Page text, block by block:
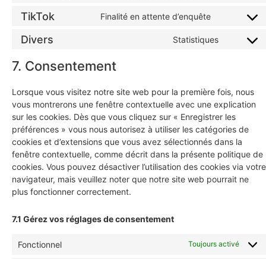
TikTok Finalité en attente d’enquête
Divers Statistiques
7. Consentement
Lorsque vous visitez notre site web pour la première fois, nous
vous montrerons une fenêtre contextuelle avec une explication
sur les cookies. Dès que vous cliquez sur « Enregistrer les
préférences » vous nous autorisez à utiliser les catégories de
cookies et d’extensions que vous avez sélectionnés dans la
fenêtre contextuelle, comme décrit dans la présente politique de
cookies. Vous pouvez désactiver l’utilisation des cookies via votre
navigateur, mais veuillez noter que notre site web pourrait ne
plus fonctionner correctement.
7.1 Gérez vos réglages de consentement
Fonctionnel Toujours activé